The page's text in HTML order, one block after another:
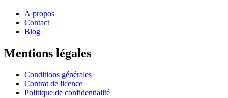
À propos
Contact
Blog
Mentions légales
Conditions générales
Contrat de licence
Politique de confidentialité